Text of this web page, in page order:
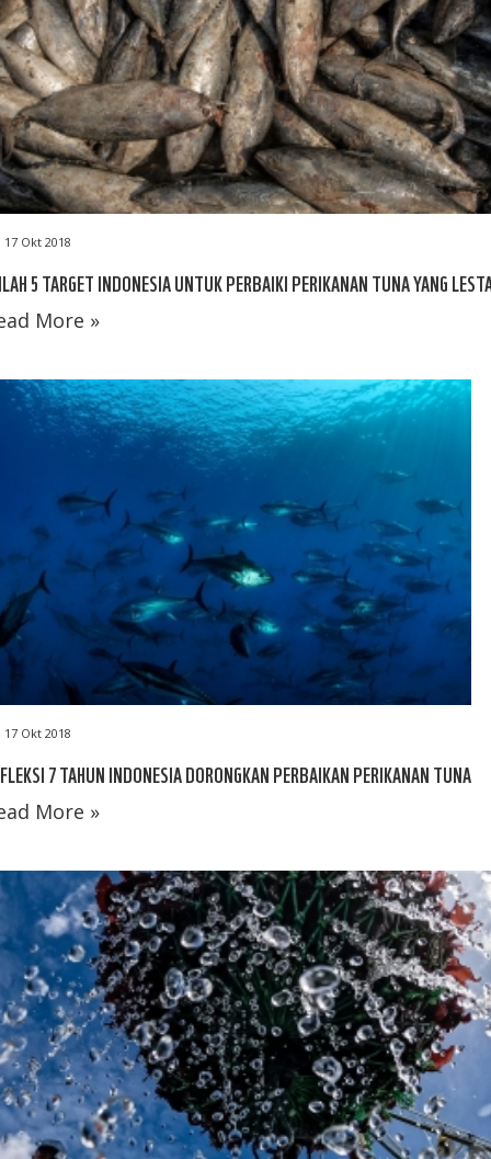
17 Okt 2018
5 TARGET INDONESIA UNTUK PERBAIKI PERIKANAN TUNA YANG
More »
17 Okt 2018
7 TAHUN INDONESIA DORONGKAN PERBAIKAN PERIKANAN TUNA
More »